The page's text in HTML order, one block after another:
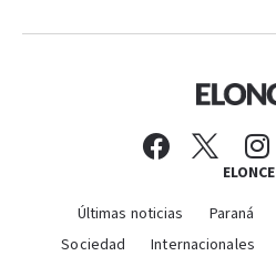
ELONCE
Últimas noticias Paraná
Sociedad
Internacionales